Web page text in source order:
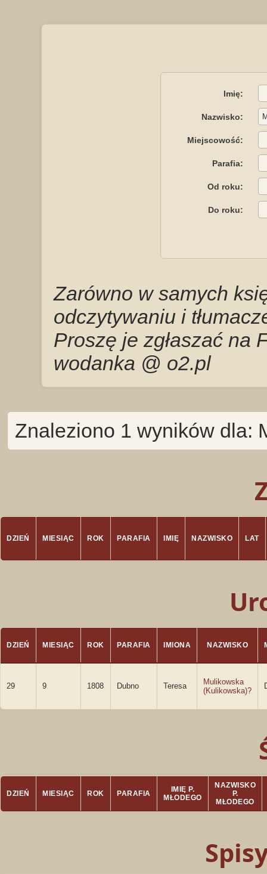
Imię:
Nazwisko:
Miejscowość:
Parafia:
Od roku:
Do roku:
Zarówno w samych
odczytywaniu i
Proszę je zgłaszać na
wodanka @ o2.pl
Znaleziono 1 wyników dla:
DZIEŃ MIESIĄC ROK PARAFIA IMIĘ NAZWISKO LAT
DZIEŃ MIESIĄC ROK PARAFIA IMIONA NAZWISKO
29 9 1808 Dubno Teresa
Mulikowska
(Kulikowska)?
DZIEŃ MIESIĄC ROK PARAFIA
IMIĘ P.
MŁODEGO
NAZWISKO
P.
MŁODEGO